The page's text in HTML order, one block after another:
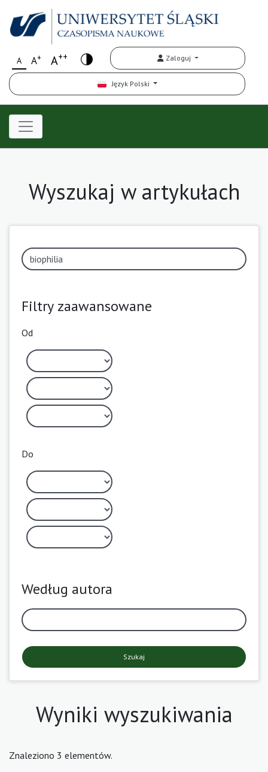
A A+ A++ Zaloguj
Język Polski
Wyszukaj w artykułach
Filtry zaawansowane
Od
Do
Według autora
Szukaj
Wyniki wyszukiwania
Znaleziono 3 elementów.